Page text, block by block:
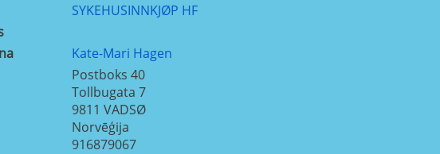
SYKEHUSINNKJØP HF
Kate-Mari Hagen
Postboks 40
Tollbugata 7
9811 VADSØ
Norvēģija
916879067